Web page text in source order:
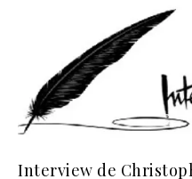
Interview de